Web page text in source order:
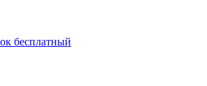
бесплатный